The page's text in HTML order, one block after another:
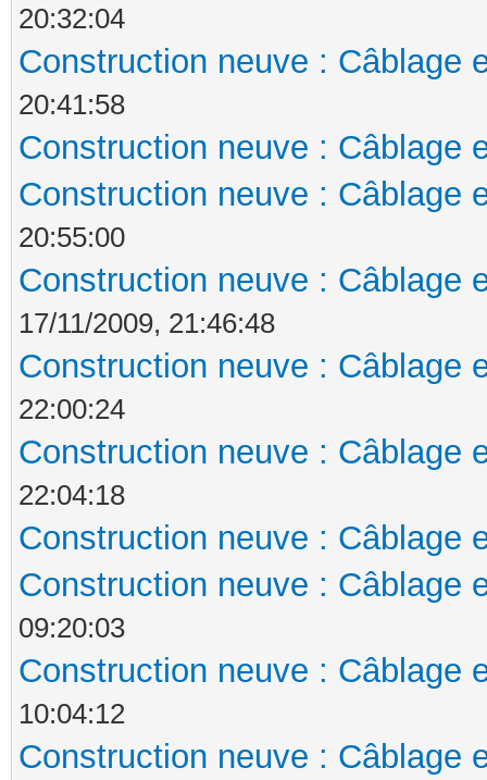
20:32:04
Construction neuve : Câblage
20:41:58
Construction neuve : Câblage
Construction neuve : Câblage
20:55:00
Construction neuve : Câblage
17/11/2009, 21:46:48
Construction neuve : Câblage
22:00:24
Construction neuve : Câblage
22:04:18
Construction neuve : Câblage
Construction neuve : Câblage
09:20:03
Construction neuve : Câblage
10:04:12
Construction neuve : Câblage